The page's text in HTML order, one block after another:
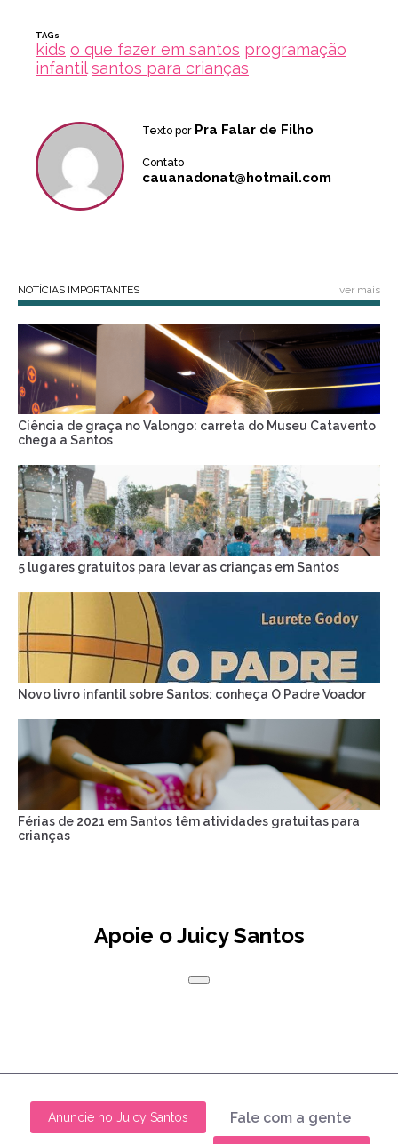
TAGs
kids o que fazer em santos programação
infantil santos para crianças
Texto por Pra Falar de Filho
Contato
cauanadonat@hotmail.com
NOTÍCIAS IMPORTANTES ver mais
Ciência de graça no Valongo: carreta do Museu Catavento
chega a Santos
5 lugares gratuitos para levar as crianças em Santos
Novo livro infantil sobre Santos: conheça O Padre Voador
Férias de 2021 em Santos têm atividades gratuitas para
crianças
Apoie o Juicy Santos
Anuncie no Juicy Santos Fale com a gente